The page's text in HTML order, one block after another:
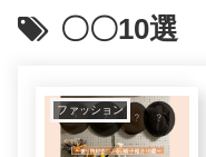
〇〇10選
ファッション